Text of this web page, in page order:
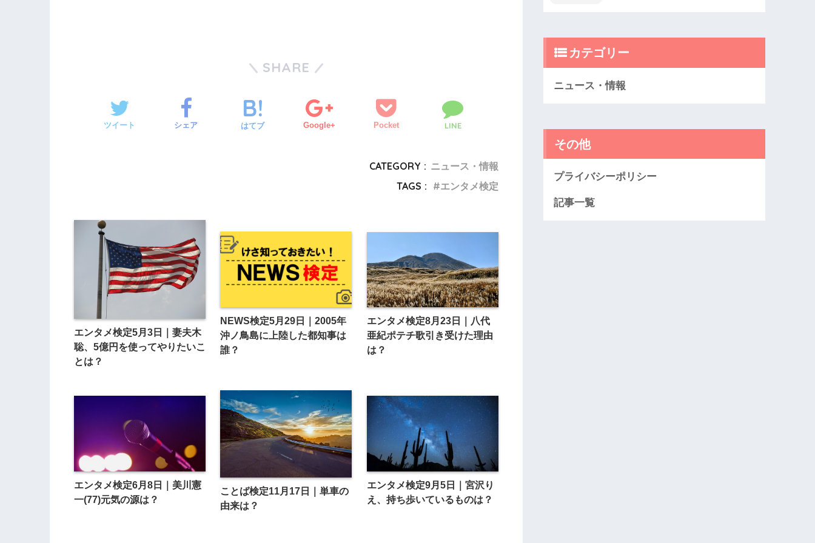
SHARE
ツイート シェア はてブ Google+ Pocket LINE
CATEGORY : ニュース・情報
TAGS :
エンタメ検定
エンタメ検定5月3日｜妻夫木
聡、5億円を使ってやりたいこ
とは？
NEWS検定5月29日｜2005年
沖ノ鳥島に上陸した都知事は
誰？
エンタメ検定8月23日｜八代
亜紀ポテチ歌引き受けた理由
は？
エンタメ検定6月8日｜美川憲
一(77)元気の源は？
ことば検定11月17日｜単車の
由来は？
エンタメ検定9月5日｜宮沢り
え、持ち歩いているものは？
カテゴリー
ニュース・情報
その他
プライバシーポリシー
記事一覧